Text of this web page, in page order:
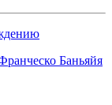
Баньяйя